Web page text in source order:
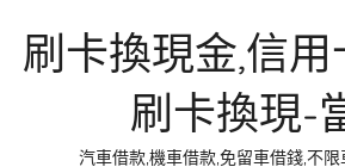
刷卡換現金,信用
刷卡換現-
汽車借款,機車借款,免留車借錢,不